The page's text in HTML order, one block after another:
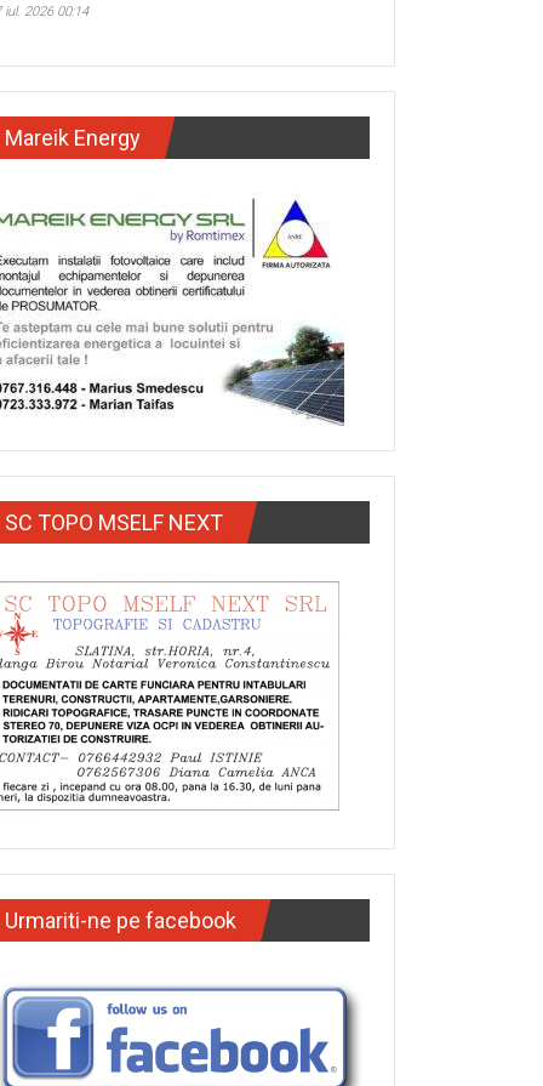
iul. 2026 00:14
Mareik Energy
SC TOPO MSELF NEXT
Urmariti-ne pe facebook